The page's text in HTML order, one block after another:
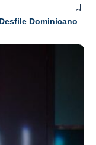
Dominicano